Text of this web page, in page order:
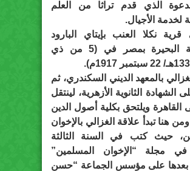
الذي قدم تراثا من العلم
لخدمة الأجيال.
نكلا العنب بإيتاي البارود
بمحافظة البحيرة بمصر في (5 من ذي
بالمعهد الديني السكندري، ثم
الثانوية الأزهرية، لينتقل
القاهرة ويلتحق بكلية أصول الدين
ومن هنا تبدأ علاقة الغزالي بالإخوان
حيث كتب في السنة الثالثة
في مجلة “الإخوان المسلمين”
بعدها على مؤسس الجماعة “حسن